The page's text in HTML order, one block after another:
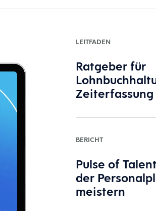
LEITFADEN
Ratgeber für
Zeiterfassung
BERICHT
Pulse of
der
meistern